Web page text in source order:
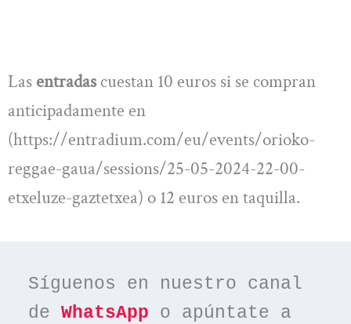
Las entradascuestan 10 euros si se compran
anticipadamente en
(https://entradium.com/eu/events/orioko-
reggae-gaua/sessions/25-05-2024-22-00-
etxeluze-gaztetxea) o 12 euros en taquilla.
Síguenos en nuestro canal
de WhatsApp o apúntate a